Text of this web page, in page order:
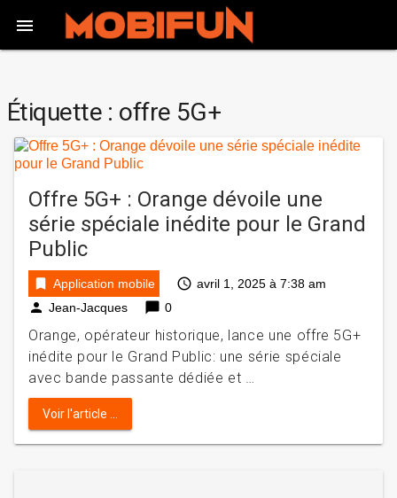

Étiquette : offre 5G+
Offre 5G+ : Orange dévoile une
série spéciale inédite pour le Grand
Public
bookmark Application mobile access_time avril 1, 2025 à 7:38 am
person Jean-Jacques chat_bubble 0
Orange, opérateur historique, lance une offre 5G+
inédite pour le Grand Public: une série spéciale
avec bande passante dédiée et …
Voir l'article ...